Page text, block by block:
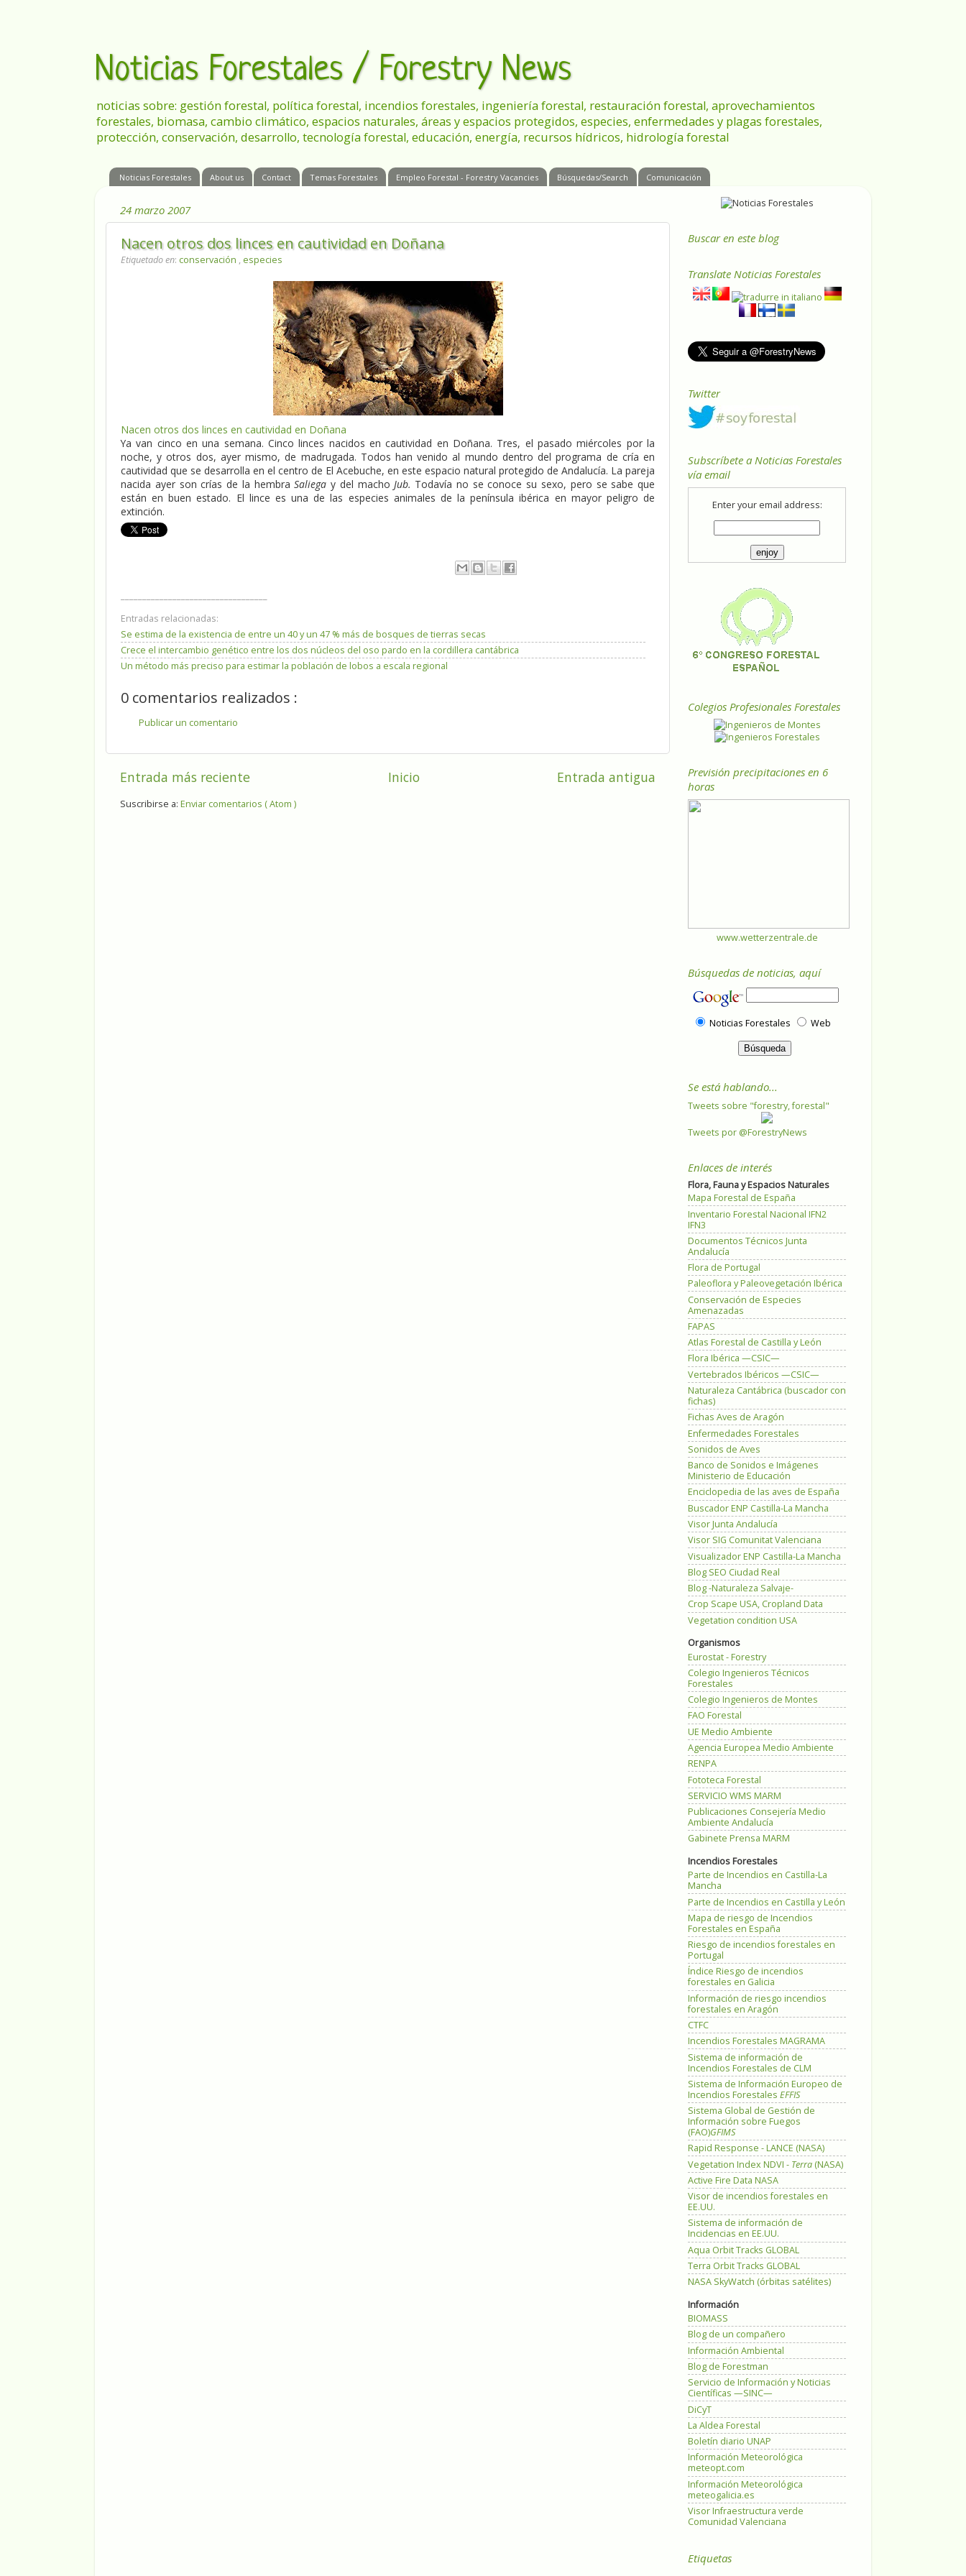
Noticias Forestales / Forestry News
noticias sobre: gestión forestal, política forestal, incendios forestales, ingeniería forestal, restauración forestal, aprovechamientos
forestales, biomasa, cambio climático, espacios naturales, áreas y espacios protegidos, especies, enfermedades y plagas forestales,
protección, conservación, desarrollo, tecnología forestal, educación, energía, recursos hídricos, hidrología forestal
Noticias Forestales About us Contact Temas Forestales Empleo Forestal - Forestry Vacancies Búsquedas/Search Comunicación
24 marzo 2007
Nacen otros dos linces en cautividad en Doñana
Etiquetado en: conservación , especies
Nacen otros dos linces en cautividad en Doñana
Ya van cinco en una semana. Cinco linces nacidos en cautividad en Doñana. Tres, el pasado miércoles por la
noche, y otros dos, ayer mismo, de madrugada. Todos han venido al mundo dentro del programa de cría en
cautividad que se desarrolla en el centro de El Acebuche, en este espacio natural protegido de Andalucía. La pareja
nacida ayer son crías de la hembraSaliega y del machoJub. Todavía no se conoce su sexo, pero se sabe que
están en buen estado. El lince es una de las especies animales de la península ibérica en mayor peligro de
extinción.
Entradas relacionadas:
Se estima de la existencia de entre un 40 y un 47 % más de bosques de tierras secas
Crece el intercambio genético entre los dos núcleos del oso pardo en la cordillera cantábrica
Un método más preciso para estimar la población de lobos a escala regional
0 comentarios realizados :
Publicar un comentario
Entrada más reciente Entrada antigua
Inicio
Suscribirse a: Enviar comentarios ( Atom )
Buscar en este blog
Translate Noticias Forestales
Twitter
Subscríbete a Noticias Forestales
vía email
Enter your email address:
Colegios Profesionales Forestales
Previsión precipitaciones en 6
horas
www.wetterzentrale.de
Búsquedas de noticias, aquí
Noticias Forestales Web
Se está hablando...
Tweets sobre "forestry, forestal"
Tweets por @ForestryNews
Enlaces de interés
Flora, Fauna y Espacios Naturales
Mapa Forestal de España
Inventario Forestal Nacional IFN2
IFN3
Documentos Técnicos Junta
Andalucía
Flora de Portugal
Paleoflora y Paleovegetación Ibérica
Conservación de Especies
Amenazadas
FAPAS
Atlas Forestal de Castilla y León
Flora Ibérica —CSIC—
Vertebrados Ibéricos —CSIC—
Naturaleza Cantábrica (buscador con
fichas)
Fichas Aves de Aragón
Enfermedades Forestales
Sonidos de Aves
Banco de Sonidos e Imágenes
Ministerio de Educación
Enciclopedia de las aves de España
Buscador ENP Castilla-La Mancha
Visor Junta Andalucía
Visor SIG Comunitat Valenciana
Visualizador ENP Castilla-La Mancha
Blog SEO Ciudad Real
Blog -Naturaleza Salvaje-
Crop Scape USA, Cropland Data
Vegetation condition USA
Organismos
Eurostat - Forestry
Colegio Ingenieros Técnicos
Forestales
Colegio Ingenieros de Montes
FAO Forestal
UE Medio Ambiente
Agencia Europea Medio Ambiente
RENPA
Fototeca Forestal
SERVICIO WMS MARM
Publicaciones Consejería Medio
Ambiente Andalucía
Gabinete Prensa MARM
Incendios Forestales
Parte de Incendios en Castilla-La
Mancha
Parte de Incendios en Castilla y León
Mapa de riesgo de Incendios
Forestales en España
Riesgo de incendios forestales en
Portugal
Índice Riesgo de incendios
forestales en Galicia
Información de riesgo incendios
forestales en Aragón
CTFC
Incendios Forestales MAGRAMA
Sistema de información de
Incendios Forestales de CLM
Sistema de Información Europeo de
Incendios Forestales EFFIS
Sistema Global de Gestión de
Información sobre Fuegos
(FAO)GFIMS
Rapid Response - LANCE (NASA)
Vegetation Index NDVI - Terra (NASA)
Active Fire Data NASA
Visor de incendios forestales en
EE.UU.
Sistema de información de
Incidencias en EE.UU.
Aqua Orbit Tracks GLOBAL
Terra Orbit Tracks GLOBAL
NASA SkyWatch (órbitas satélites)
Información
BIOMASS
Blog de un compañero
Información Ambiental
Blog de Forestman
Servicio de Información y Noticias
Científicas —SINC—
DiCyT
La Aldea Forestal
Boletín diario UNAP
Información Meteorológica
meteopt.com
Información Meteorológica
meteogalicia.es
Visor Infraestructura verde
Comunidad Valenciana
Etiquetas